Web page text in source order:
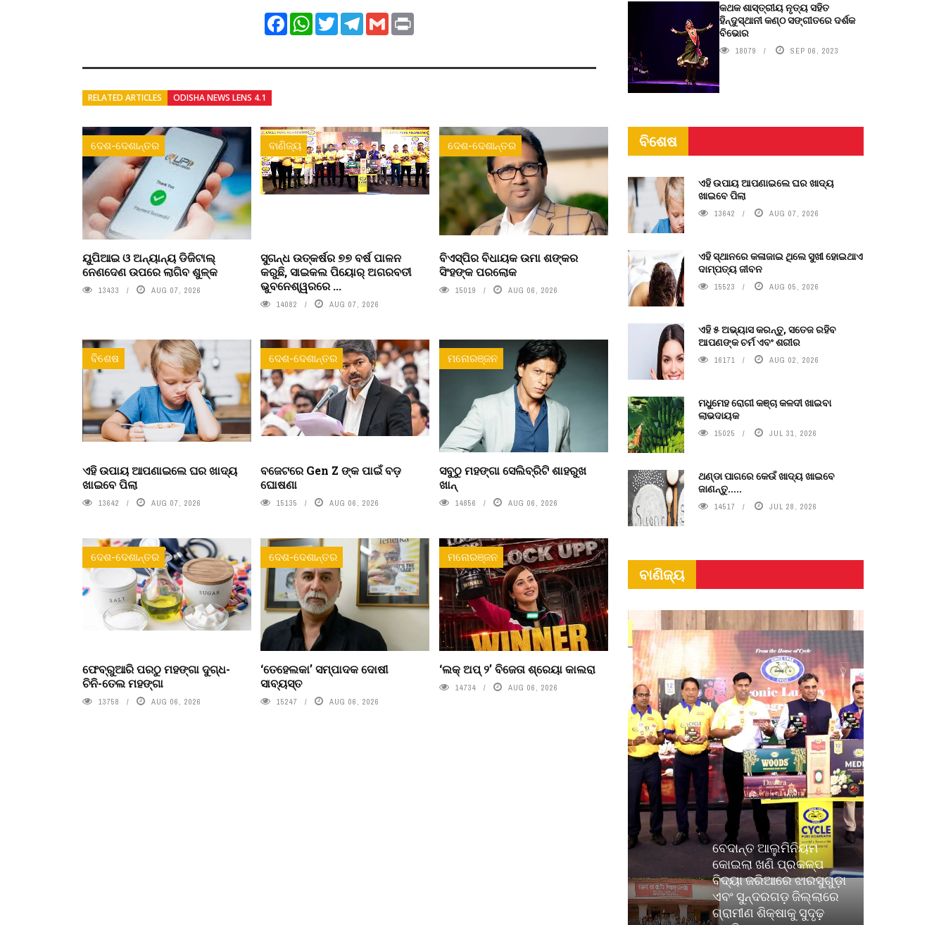
FacebookWhatsApp
TwitterTelegram
Gmail
RELATED ARTICLES ODISHA NEWS LENS 4.1
ଦେଶ-ଦେଶାନ୍ତର
ୟୁପିଆଇ ଓ ଅନ୍ୟାନ୍ୟ ଡିଜିଟାଲ୍
ନେଣଦେଣ ଉପରେ ଲାଗିବ ଶୁଳ୍କ
13433 AUG 07, 2026
ବାଣିଜ୍ୟ
ସୁଗନ୍ଧ ଉତ୍କର୍ଷର ୭୭ ବର୍ଷ ପାଳନ
କରୁଛି, ସାଇକଲ ପିୟୋର୍‌ ଅଗରବତୀ
ଭୁବନେଶ୍ୱରରେ ...
14082 AUG 07, 2026
ଦେଶ-ଦେଶାନ୍ତର
ବିଏସ୍‌ପିର ବିଧାୟକ ଉମା ଶଙ୍କର
ସିଂହଙ୍କ ପରଲୋକ
15019 AUG 06, 2026
ବିଶେଷ
ଏହି ଉପାୟ ଆପଣାଇଲେ ଘର ଖାଦ୍ୟ
ଖାଇବେ ପିଲା
13642 AUG 07, 2026
ଦେଶ-ଦେଶାନ୍ତର
ବଜେଟରେ Gen Z ଙ୍କ ପାଇଁ ବଡ଼
ଘୋଷଣା
15135 AUG 06, 2026
ମନୋରଞ୍ଜନ
ସବୁଠୁ ମହଙ୍ଗା ସେଲିବ୍ରିଟି ଶାହରୁଖ
ଖାନ୍
14856 AUG 06, 2026
ଦେଶ-ଦେଶାନ୍ତର
ଫେବ୍ରୁଆରି ପରଠୁ ମହଙ୍ଗା ଦୁଗ୍ଧ-
ଚିନି-ତେଲ ମହଙ୍ଗା
13758 AUG 06, 2026
ଦେଶ-ଦେଶାନ୍ତର
‘ତେହେଲକା’ ସମ୍ପାଦକ ଦୋଷୀ
ସାବ୍ୟସ୍ତ
15247 AUG 06, 2026
ମନୋରଞ୍ଜନ
‘ଲକ୍ ଅପ୍ ୨’ ବିଜେତା ଶ୍ରେୟା କାଲରା
14734 AUG 06, 2026
କଥକ ଶାସ୍ତ୍ରୀୟ ନୃତ୍ୟ ସହିତ
ହିନ୍ଦୁସ୍ଥାନୀ କଣ୍ଠ ସଙ୍ଗୀତରେ ଦର୍ଶକ
ବିଭୋର
18079 SEP 06, 2023
ବିଶେଷ
ଏହି ଉପାୟ ଆପଣାଇଲେ ଘର ଖାଦ୍ୟ
ଖାଇବେ ପିଲା
13642 AUG 07, 2026
ଏହି ସ୍ଥାନରେ କଳାଜାଇ ଥିଲେ ସୁଖୀ ହୋଇଥାଏ
ଦାମ୍ପତ୍ୟ ଜୀବନ
15523 AUG 05, 2026
ଏହି ୫ ଅଭ୍ୟାସ କରନ୍ତୁ, ସତେଜ ରହିବ
ଆପଣଙ୍କ ଚର୍ମ ଏବଂ ଶରୀର
16171 AUG 02, 2026
ମଧୁମେହ ରୋଗୀ କଞ୍ଚା କଳଦୀ ଖାଇବା
ଲାଭଦାୟକ
15025 JUL 31, 2026
ଥଣ୍ଡା ପାଗରେ କେଉଁ ଖାଦ୍ୟ ଖାଇବେ
ଜାଣନ୍ତୁ.....
14517 JUL 28, 2026
ବାଣିଜ୍ୟ
ବେଦାନ୍ତ ଆଲୁମିନିୟମ
କୋଇଲା ଖଣି ପ୍ରକଳ୍ପ
ବିଦ୍ୟା ଜରିଆରେ ଝାରସୁଗୁଡ଼ା
ଏବଂ ସୁନ୍ଦରଗଡ଼ ଜିଲ୍ଲାରେ
ଗ୍ରାମୀଣ ଶିକ୍ଷାକୁ ସୁଦୃଢ଼